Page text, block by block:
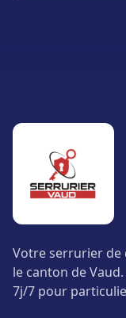
Votre serrurier de
le canton de
7j/7 pour